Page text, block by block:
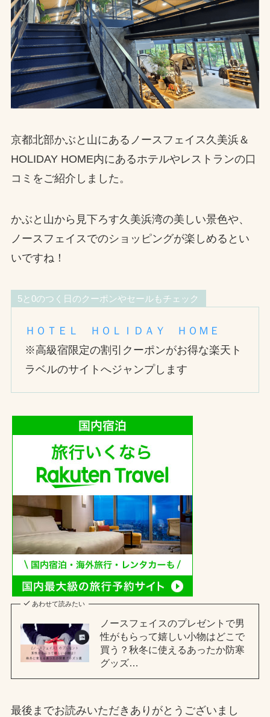
京都北部かぶと山にあるノースフェイス久美浜＆
HOLIDAY HOME内にあるホテルやレストランの口
コミをご紹介しました。
かぶと山から見下ろす久美浜湾の美しい景色や、
ノースフェイスでのショッピングが楽しめるとい
いですね！
5と0のつく日のクーポンやセールもチェック
ＨＯＴＥＬ ＨＯＬＩＤＡＹ ＨＯＭＥ
※高級宿限定の割引クーポンがお得な楽天ト
ラベルのサイトへジャンプします
あわせて読みたい
ノースフェイスのプレゼントで男
性がもらって嬉しい小物はどこで
買う？秋冬に使えるあったか防寒
グッズ…
最後までお読みいただきありがとうございまし